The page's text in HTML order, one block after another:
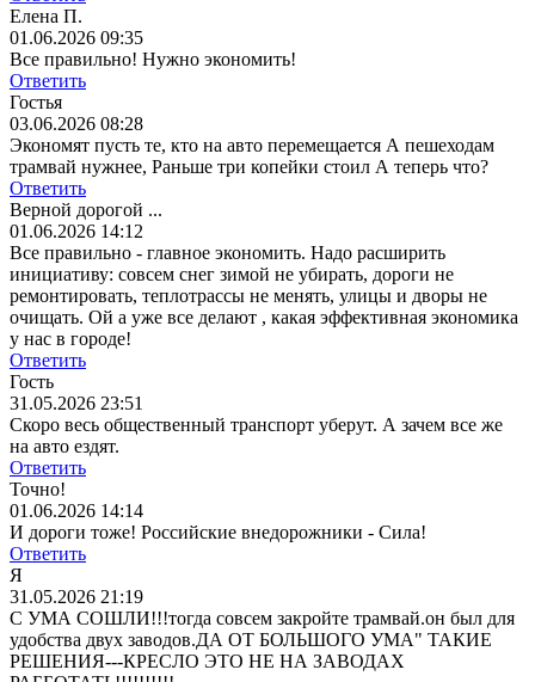
Елена П.
01.06.2026 09:35
Все правильно! Нужно экономить!
Ответить
Гостья
03.06.2026 08:28
Экономят пусть те, кто на авто перемещается А пешеходам
трамвай нужнее, Раньше три копейки стоил А теперь что?
Ответить
Верной дорогой ...
01.06.2026 14:12
Все правильно - главное экономить. Надо расширить
инициативу: совсем снег зимой не убирать, дороги не
ремонтировать, теплотрассы не менять, улицы и дворы не
очищать. Ой а уже все делают , какая эффективная экономика
у нас в городе!
Ответить
Гость
31.05.2026 23:51
Скоро весь общественный транспорт уберут. А зачем все же
на авто ездят.
Ответить
Точно!
01.06.2026 14:14
И дороги тоже! Российские внедорожники - Сила!
Ответить
Я
31.05.2026 21:19
С УМА СОШЛИ!!!тогда совсем закройте трамвай.он был для
удобства двух заводов.ДА ОТ БОЛЬШОГО УМА" ТАКИЕ
РЕШЕНИЯ---КРЕСЛО ЭТО НЕ НА ЗАВОДАХ